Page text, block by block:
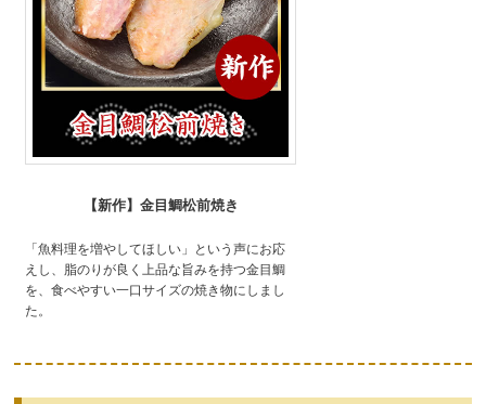
【新作】金目鯛松前焼き
「魚料理を増やしてほしい」という声にお応
えし、脂のりが良く上品な旨みを持つ金目鯛
を、食べやすい一口サイズの焼き物にしまし
た。